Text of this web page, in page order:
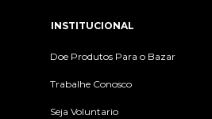
INSTITUCIONAL
Doe Produtos Para o Bazar
Trabalhe Conosco
Seja Voluntario